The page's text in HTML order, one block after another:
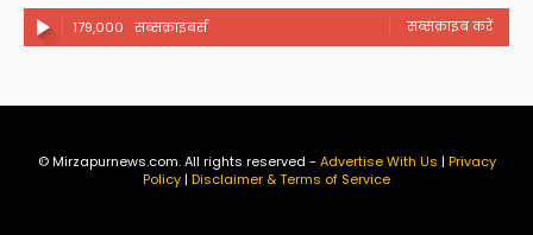
179,000 सब्सक्राइबर्स सब्सक्राइब करें
© Mirzapurnews.com. All rights reserved - Advertise With Us | Privacy
Policy| Disclaimer & Terms of Service